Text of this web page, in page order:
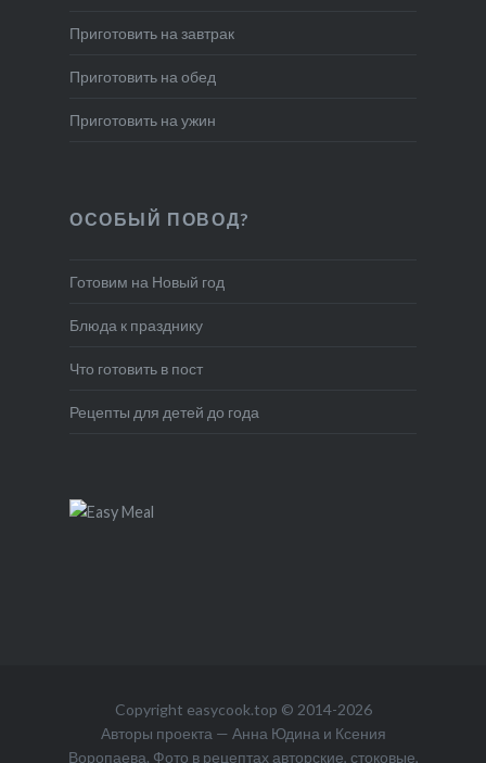
Приготовить на завтрак
Приготовить на обед
Приготовить на ужин
ОСОБЫЙ ПОВОД?
Готовим на Новый год
Блюда к празднику
Что готовить в пост
Рецепты для детей до года
Copyright easycook.top © 2014-2026
Авторы проекта — Анна Юдина и Ксения
Воропаева. Фото в рецептах авторские, стоковые,